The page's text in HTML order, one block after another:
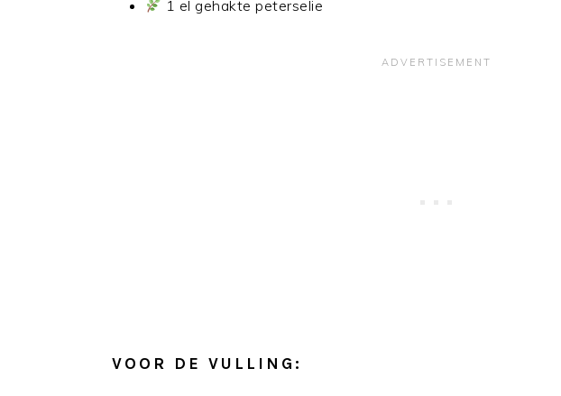
1 el gehakte peterselie
VOOR DE VULLING: